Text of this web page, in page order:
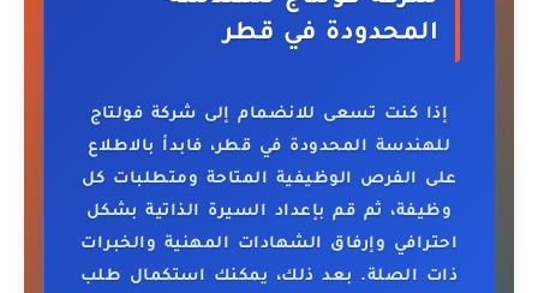
المحدودة في قطر
إذا كنت تسعى للانضمام إلى شركة فولتاج
للهندسة المحدودة في قطر، فابدأ بالاطلاع
على الفرص الوظيفية المتاحة ومتطلبات كل
وظيفة، ثم قم بإعداد السيرة الذاتية بشكل
احترافي وإرفاق الشهادات المهنية والخبرات
ذات الصلة. بعد ذلك، يمكنك استكمال طلب